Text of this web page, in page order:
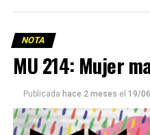
NOTA
MU 214: Mujer
Publicada hace 2 meses el 19/